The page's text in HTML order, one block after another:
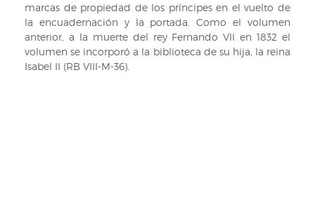
marcas de propiedad de los príncipes en el vuelto de
la encuadernación y la portada. Como el volumen
anterior, a la muerte del rey Fernando VII en 1832 el
volumen se incorporó a la biblioteca de su hija, la reina
Isabel II (RB VIII-M-36).